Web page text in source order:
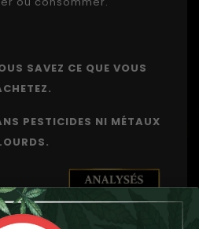
SAVEZ CE QUE VOUS
PESTICIDES NI MÉTAUX